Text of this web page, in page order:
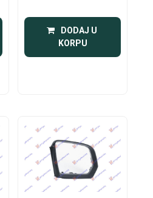
DODAJ U
KORPU